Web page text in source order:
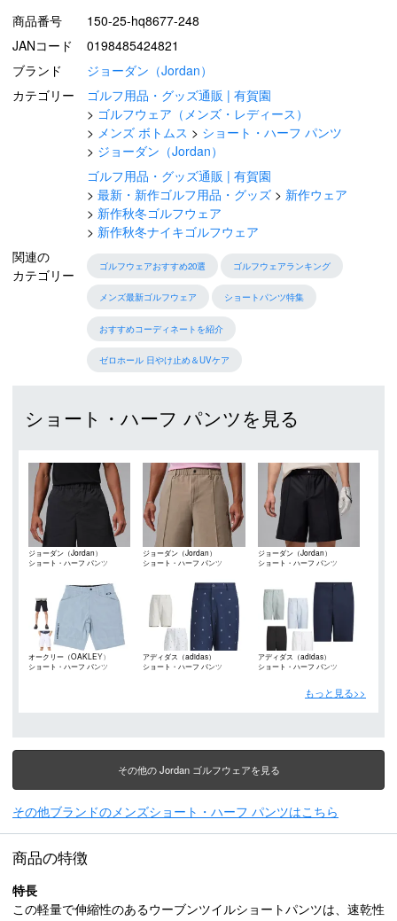
商品番号
150-25-hq8677-248
JANコード
0198485424821
ブランド
ジョーダン（Jordan）
カテゴリー
ゴルフ用品・グッズ通販 | 有賀園
ゴルフウェア（メンズ・レディース）
メンズ ボトムス
ショート・ハーフ パンツ
ジョーダン（Jordan）
ゴルフ用品・グッズ通販 | 有賀園
最新・新作ゴルフ用品・グッズ
新作ウェア
新作秋冬ゴルフウェア
新作秋冬ナイキゴルフウェア
関連の
カテゴリー
ゴルフウェアおすすめ20選 ゴルフウェアランキング
メンズ最新ゴルフウェア ショートパンツ特集
おすすめコーディネートを紹介
ゼロホール 日やけ止め＆UVケア
ショート・ハーフ パンツを見る
ジョーダン（Jordan）
ショート・ハーフ パンツ
ジョーダン（Jordan）
ショート・ハーフ パンツ
ジョーダン（Jordan）
ショート・ハーフ パンツ
オークリー（OAKLEY）
ショート・ハーフ パンツ
アディダス（adidas）
ショート・ハーフ パンツ
アディダス（adidas）
ショート・ハーフ パンツ
もっと見る>>
その他の Jordan ゴルフウェアを見る
その他ブランドのメンズショート・ハーフ パンツはこちら
商品の特徴
特長
この軽量で伸縮性のあるウーブンツイルショートパンツは、速乾性